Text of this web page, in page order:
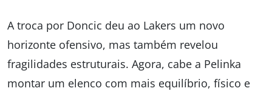
A troca por Doncic deu ao Lakers um novo
horizonte ofensivo, mas também revelou
fragilidades estruturais. Agora, cabe a Pelinka
montar um elenco com mais equilíbrio, físico e